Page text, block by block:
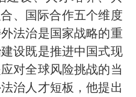
、国际合作五个维度
法治是国家战略的重
设既是推进中国式现
对全球风险挑战的当
治人才短板，他提出